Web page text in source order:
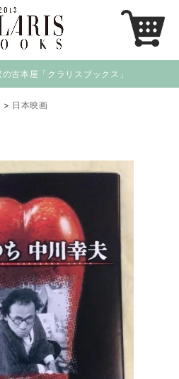
古本屋「クラリスブックス」
> 日本映画